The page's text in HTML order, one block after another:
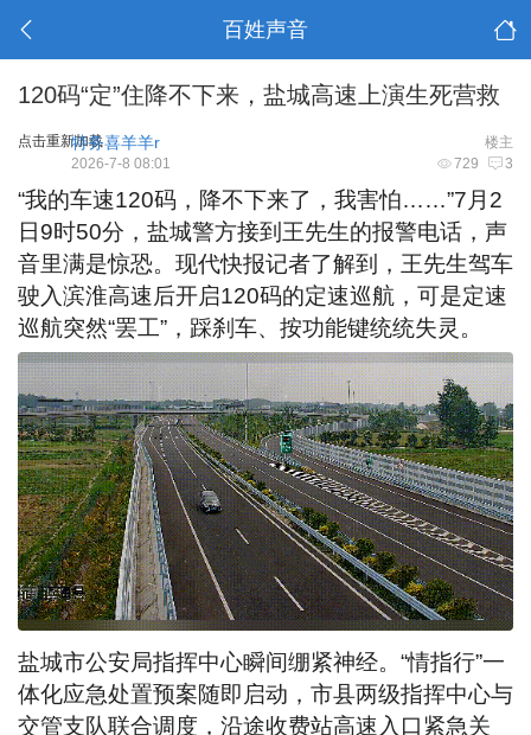
百姓声音
120码“定”住降不下来，盐城高速上演生死营救
点击重新加载 楼主
特务喜羊羊r
729 3
2026-7-8 08:01
“我的车速120码，降不下来了，我害怕……”7月2
日9时50分，盐城警方接到王先生的报警电话，声
音里满是惊恐。现代快报记者了解到，王先生驾车
驶入滨淮高速后开启120码的定速巡航，可是定速
巡航突然“罢工”，踩刹车、按功能键统统失灵。
盐城市公安局指挥中心瞬间绷紧神经。“情指行”一
体化应急处置预案随即启动，市县两级指挥中心与
交管支队联合调度，沿途收费站高速入口紧急关